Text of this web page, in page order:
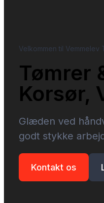
Velkommen til
Tømrer
Korsør,
Glæden ved
godt stykke
Kontakt os